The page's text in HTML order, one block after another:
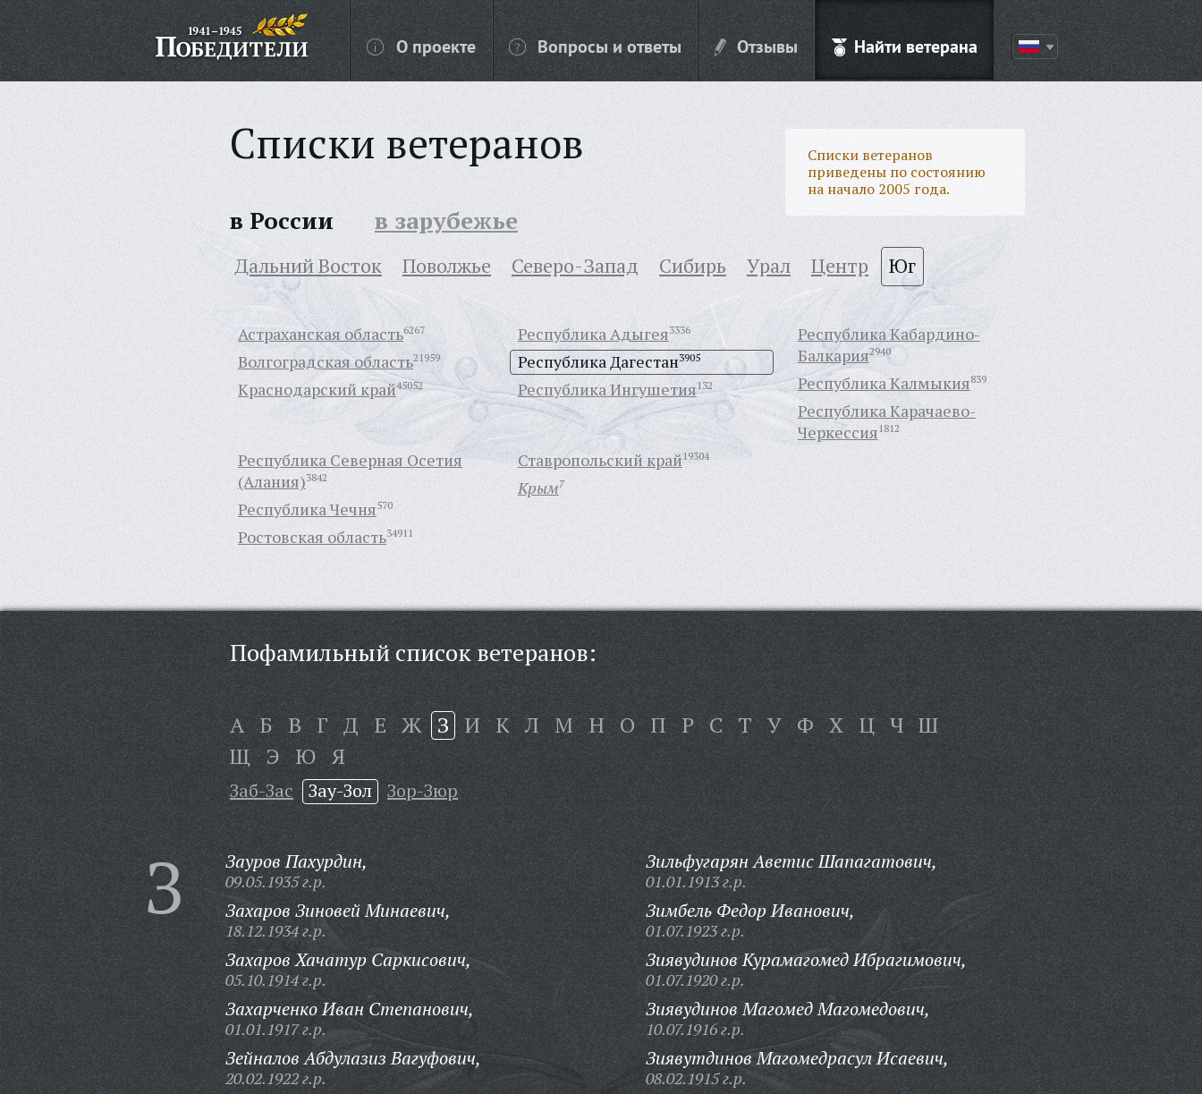
О проекте Вопросы и ответы Отзывы Найти ветерана
Списки ветеранов
Списки ветеранов
приведены по состоянию
на начало 2005 года.
в России в зарубежье
Дальний Восток Поволжье Северо-Запад Сибирь Урал Центр Юг
Астраханская область6267
Волгоградская область21959
Краснодарский край45052
Республика Адыгея3336
Республика Дагестан3905
Республика Ингушетия132
Республика Кабардино-
Балкария2940
Республика Калмыкия839
Республика Карачаево-
Черкессия1812
Республика Северная Осетия
(Алания)3842
Республика Чечня570
Ростовская область34911
Ставропольский край 19304
Крым7
Пофамильный список ветеранов:
А Б В Г Д Е Ж З И К Л М Н О П Р С Т У Ф Х Ц Ч Ш
Щ Э Ю Я
Заб-Зас Зау-Зол Зор-Зюр
З Зауров Пахурдин,
09.05.1935 г.р.
Захаров Зиновей Минаевич,
18.12.1934 г.р.
Захаров Хачатур Саркисович,
05.10.1914 г.р.
Захарченко Иван Степанович,
01.01.1917 г.р.
Зейналов Абдулазиз Вагуфович,
20.02.1922 г.р.
Зильфугарян Аветис Шапагатович,
01.01.1913 г.р.
Зимбель Федор Иванович,
01.07.1923 г.р.
Зиявудинов Курамагомед Ибрагимович,
01.07.1920 г.р.
Зиявудинов Магомед Магомедович,
10.07.1916 г.р.
Зиявутдинов Магомедрасул Исаевич,
08.02.1915 г.р.